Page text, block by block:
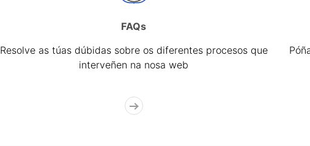
FAQs
Resolve as túas dúbidas sobre os diferentes procesos que
interveñen na nosa web